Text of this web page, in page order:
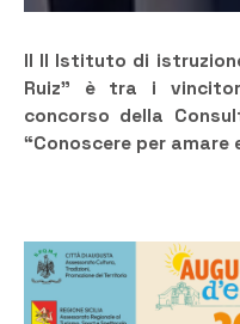
Il II Istituto di
Ruiz” è tra i
concorso della
“Conoscere per amare